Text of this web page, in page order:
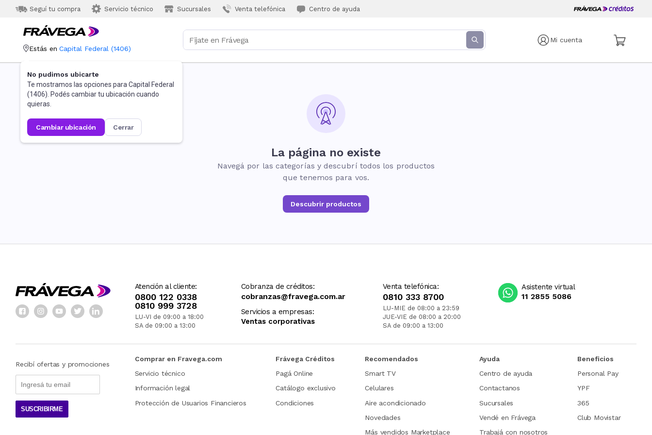
Seguí tu compra Servicio técnico Sucursales Venta telefónica Centro de ayuda
Mi cuenta
Estás en Capital Federal (1406)
No pudimos ubicarte
Te mostramos las opciones para Capital Federal
(1406). Podés cambiar tu ubicación cuando
quieras.
cambiar ubicación cerrar
La página no existe
Navegá por las categorías y descubrí todos los productos
que tenemos para vos.
Descubrir productos
Atención al cliente:
0800 122 0338
0810 999 3728
LU-VI de 09:00 a 18:00
SA de 09:00 a 13:00
Cobranza de créditos:
cobranzas@fravega.com.ar
Servicios a empresas:
Ventas corporativas
Venta telefónica:
0810 333 8700
LU-MIE de 08:00 a 23:59
JUE-VIE de 08:00 a 20:00
SA de 09:00 a 13:00
Asistente virtual
11 2855 5086
Recibí ofertas y promociones
SUSCRIBIRME
Comprar en Fravega.com
Servicio técnico
Información legal
Protección de Usuarios Financieros
Frávega Créditos
Pagá Online
Catálogo exclusivo
Condiciones
Recomendados
Smart TV
Celulares
Aire acondicionado
Novedades
Más vendidos Marketplace
Ayuda
Centro de ayuda
Contactanos
Sucursales
Vendé en Frávega
Trabajá con nosotros
Beneficios
Personal Pay
YPF
365
Club Movistar